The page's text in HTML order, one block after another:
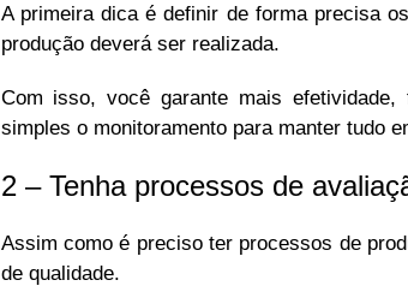
A primeira dica é definir de forma precisa
produção deverá ser realizada.
Com isso, você garante mais
simples o monitoramento para manter tudo
2 – Tenha processos de
Assim como é preciso ter processos de
de qualidade.